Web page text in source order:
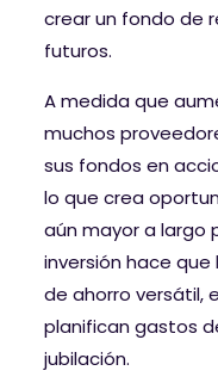
crear un fondo de
futuros.
A medida que
muchos
sus fondos en
lo que crea
aún mayor a largo
inversión hace que
de ahorro versátil,
planifican gastos
jubilación.